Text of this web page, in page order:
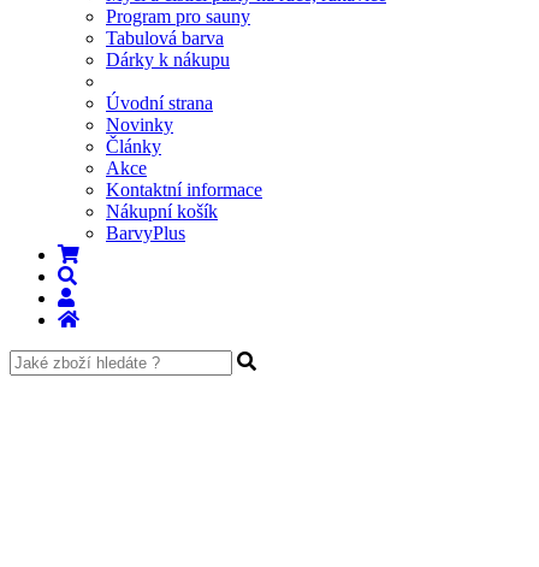
Program pro sauny
Tabulová barva
Dárky k nákupu
Úvodní strana
Novinky
Články
Akce
Kontaktní informace
Nákupní košík
BarvyPlus